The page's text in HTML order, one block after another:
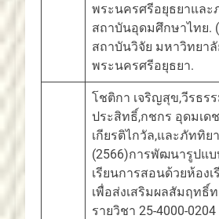
พระนครศรีอยุธยาและ
สถาบันอุดมศึกษาไทย. (
สถาบันวิจัย มหาวิทยา
พระนครศรีอยุธยา.
โชติกา เจริญสุข,วีรธร
ประสิทธิ์,กชกร อุดมเด
เกียรติไกวัล,และภัททิ
(2566)การพัฒนารูปแบ
เรียนการสอนด้วยห้อง
เพื่อส่งเสริมผลสัมฤทธิ์
รายวิชา 25-4000-